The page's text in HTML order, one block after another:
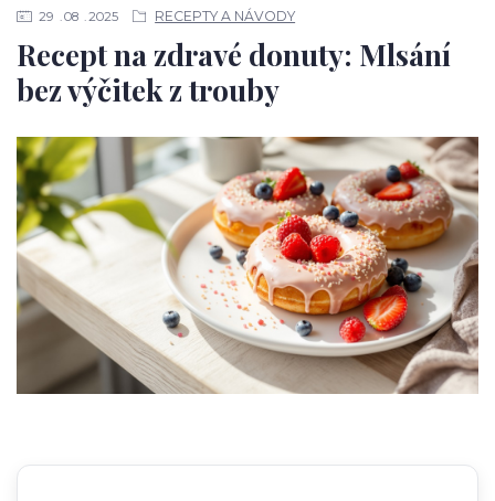
29 08 2025 RECEPTY A NÁVODY
Recept na zdravé donuty: Mlsání
bez výčitek z trouby